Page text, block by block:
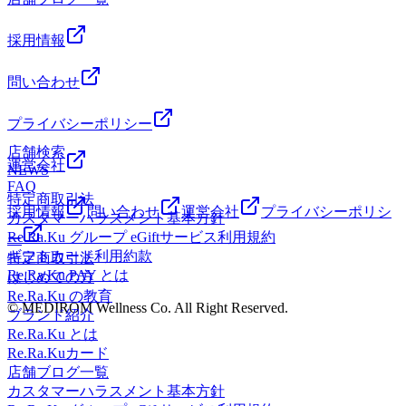
トケア,ボディケア,リラックス,
+:;;;:++:;;;:++:;;;:++:;;;:++:;;;:++:;;;:++:;;;:++:;;;:++:;;;:++:;;;:+* リラ
ク Re.Ra.Ku 梅ヶ丘店〒154-0022東京都世田谷区梅丘1-21-
2 サンクレール的場 1F 【梅ヶ丘/豪徳寺/世田谷代田】電
話 03-6413-5524平日11:00～21:00(最終受付20:30)土日祝11:00
～20:00(最終受付19:30) 梅ヶ丘,豪徳寺,経堂,下北沢,小田急線,
肩甲骨,新代田,もみほぐし,肩,首,腰,代々木八幡,三軒茶屋,フッ
トケア,ボディケア,リラックス,
下腹部を覆うように着用してみてください。 ちなみに最近
はシンプルなデザインから可愛いデザインまで生地の種類な
ども豊富です。 私はクマの顔の腹巻を愛用しています。 寒
い時期に向けてあったか対策していきましょう！ 当店でも
温活ケアが始まりました。 お腹の上に置くこともできるの
+:;;;:++:;;;:++:;;;:++:;;;:++:;;;:++:;;;:++:;;;:++:;;;:++:;;;:++:;;;:+* リラ
2 サンクレール的場 1F 【梅ヶ丘/豪徳寺/世田谷代田】電
話 03-6413-5524平日11:00～21:00(最終受付20:30)土日祝11:00
～20:00(最終受付19:30) 梅ヶ丘,豪徳寺,経堂,下北沢,小田急線,
肩甲骨,新代田,もみほぐし,肩,首,腰,代々木八幡,三軒茶屋,フッ
トケア,ボディケア,リラックス, タイトル 梅ヶ丘駅から徒歩1
分！マッサージのように気持ちいいストレッチ・リラク梅ヶ
丘店 説明 小田急線梅ヶ丘駅からすぐ！マッサージのように
気持ちいいストレッチ マッサージを超えたリラク系ボディ
ケアを提供します。リラク梅ヶ丘店は、梅ヶ丘駅から徒歩1
分！ 筋肉に負担をかけず、筋肉の質そのものを変えるリラ
ク独自のボディケアとストレッチで疲れをためない健康な毎
日をサポートします。 キーワード (コンマ区切り) 梅ヶ丘,豪
徳寺,経堂,下北沢,小田急線,肩甲骨,フットケア,疲労回復,新代
採用情報
問い合わせ
プライバシーポリシー
運営会社
特定商取引法
カスタマーハラスメント基本方針
Re.Ra.Ku グループ eGiftサービス利用規約
ギフトカード利用約款
Re.Ra.Ku PAY とは
© MEDIROM Wellness Co. All Right Reserved.
店舗検索
NEWS
FAQ
採用情報
問い合わせ 運営会社
プライバシーポリシ
ー
特定商取引法
はじめての方
Re.Ra.Ku の教育
ブランド紹介
Re.Ra.Ku とは
Re.Ra.Kuカード
店舗ブログ一覧
カスタマーハラスメント基本方針